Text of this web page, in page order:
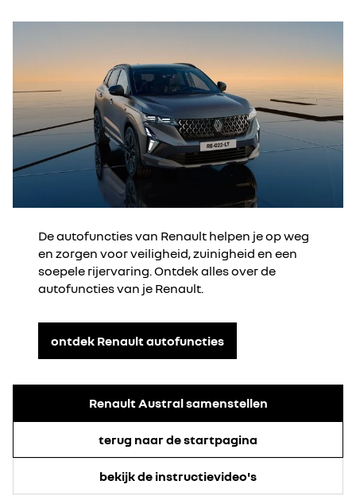
De autofuncties van Renault helpen je op weg
en zorgen voor veiligheid, zuinigheid en een
soepele rijervaring. Ontdek alles over de
autofuncties van je Renault.
ontdek Renault autofuncties
Renault Austral samenstellen
terug naar de startpagina
bekijk de instructievideo's